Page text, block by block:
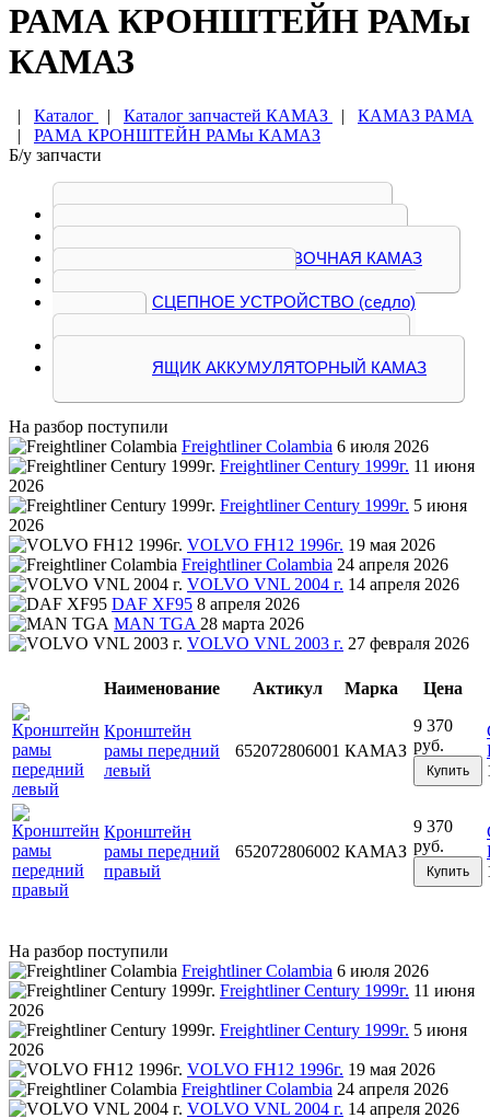
РАМА КРОНШТЕЙН РАМы
КАМАЗ
| Каталог | Каталог запчастей КАМАЗ | КАМАЗ РАМА
| РАМА КРОНШТЕЙН РАМы КАМАЗ
Б/у запчасти
ПЕТЛЯ БУКСИРОВОЧНАЯ КАМАЗ
СЦЕПНОЕ УСТРОЙСТВО (седло)
КАМАЗ
ЯЩИК АККУМУЛЯТОРНЫЙ КАМАЗ
На разбор поступили
Freightliner Colambia 6 июля 2026
Freightliner Century 1999г. 11 июня
2026
Freightliner Century 1999г. 5 июня
2026
VOLVO FH12 1996г. 19 мая 2026
Freightliner Colambia 24 апреля 2026
VOLVO VNL 2004 г. 14 апреля 2026
DAF XF95 8 апреля 2026
MAN TGA 28 марта 2026
VOLVO VNL 2003 г. 27 февраля 2026
Наименование Актикул Марка Цена
Кронштейн
рамы передний
левый
652072806001 КАМАЗ
9 370
руб.
Купить
Кронштейн
рамы передний
правый
652072806002 КАМАЗ
9 370
руб.
Купить
На разбор поступили
Freightliner Colambia 6 июля 2026
Freightliner Century 1999г. 11 июня
2026
Freightliner Century 1999г. 5 июня
2026
VOLVO FH12 1996г. 19 мая 2026
Freightliner Colambia 24 апреля 2026
VOLVO VNL 2004 г. 14 апреля 2026